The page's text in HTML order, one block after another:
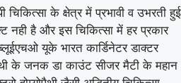
चिकित्सा के क्षेत्र में प्रभावी व उभरती हुई
नही है और इस चिकित्सा में हर प्रकार
यूके भारत कार्डिनेटर डाक्टर
के जनक डा काउंट सीजर मैटी के महान